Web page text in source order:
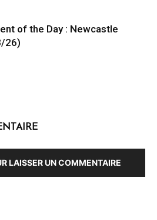
of the Day : Newcastle
26)
LAISSER UN COMMENTAIRE